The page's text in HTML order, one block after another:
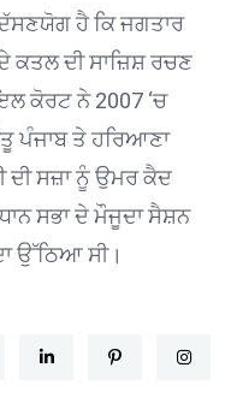
ਦੱਸਣਯੋਗ ਹੈ ਕਿ ਜਗਤਾਰ
ਕਤਲ ਦੀ ਸਾਜ਼ਿਸ਼ ਰਚਣ
ਕੋਰਟ ਨੇ 2007 ‘ਚ
ਪੰਜਾਬ ਤੇ ਹਰਿਆਣਾ
ਦੀ ਸਜ਼ਾ ਨੂੰ ਉਮਰ ਕੈਦ
ਸਭਾ ਦੇ ਮੌਜੂਦਾ ਸੈਸ਼ਨ
ਉੱਠਿਆ ਸੀ।